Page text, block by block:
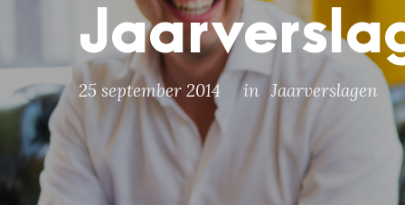
25 september 2014 in Jaarverslagen